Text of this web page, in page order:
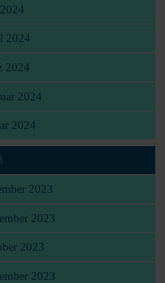
2024
2024
2024
2024
2023
2023
2023
2023